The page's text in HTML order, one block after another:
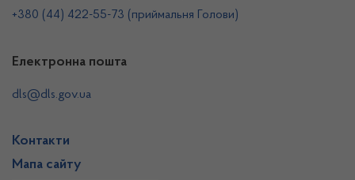
+380 (44) 422-55-73 (приймальня Голови)
Електронна пошта
dls@dls.gov.ua
Контакти
Мапа сайту